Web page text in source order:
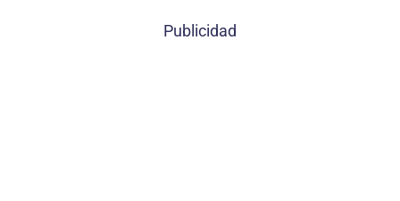
at ai m
Publicidad